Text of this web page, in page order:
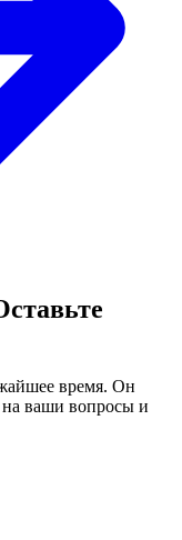
время. Он
на ваши вопросы и